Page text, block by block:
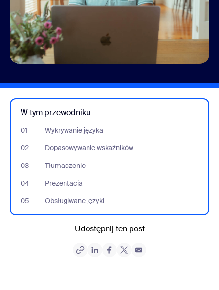
W tym przewodniku
01 Wykrywanie języka
- Jumplink to Wykrywanie języka
02
Dopasowywanie wskaźników
- Jumplink to Dopasowywanie wskaźników
03
Tłumaczenie
- Jumplink to Tłumaczenie
04
Prezentacja
- Jumplink to Prezentacja
05
Obsługiwane języki
- Jumplink to Obsługiwane języki
Udostępnij ten post